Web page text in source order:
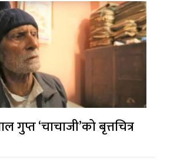
गुप्त ‘चाचाजी’को बृत्तचित्र